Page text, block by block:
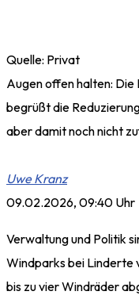
Quelle: Privat
Augen offen halten:
begrüßt die
aber damit noch nicht
Uwe Kranz
09.02.2026, 09:40 Uhr
Verwaltung und Politik
Windparks bei Linderte
bis zu vier Windräder